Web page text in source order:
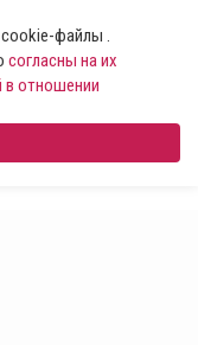
файлы .
согласны на их
в отношении